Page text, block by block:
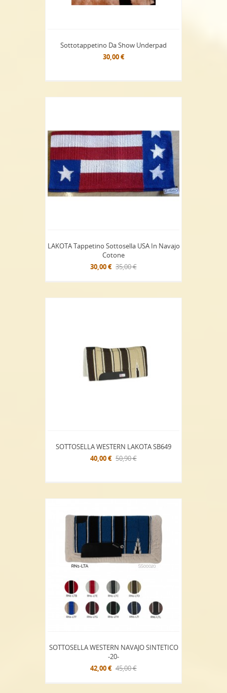
Sottotappetino Da Show Underpad
30,00 €
LAKOTA Tappetino Sottosella USA In Navajo
Cotone
30,00 € 35,00 €
SOTTOSELLA WESTERN LAKOTA SB649
40,00 € 50,90 €
SOTTOSELLA WESTERN NAVAJO SINTETICO
-20-
42,00 € 45,00 €